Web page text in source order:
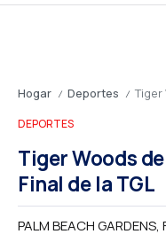
Hogar / Deportes / Tiger
DEPORTES
Tiger Woods
Final de la TGL
PALM BEACH